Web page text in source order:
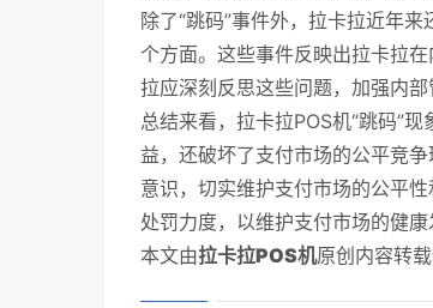
除了“跳码”事件外，拉卡拉近年
个方面。这些事件反映出拉卡拉
拉应深刻反思这些问题，加强内
总结来看，拉卡拉POS机“跳码”
益，还破坏了支付市场的公平竞
意识，切实维护支付市场的公平
处罚力度，以维护支付市场的健康
本文由拉卡拉POS机原创内容转